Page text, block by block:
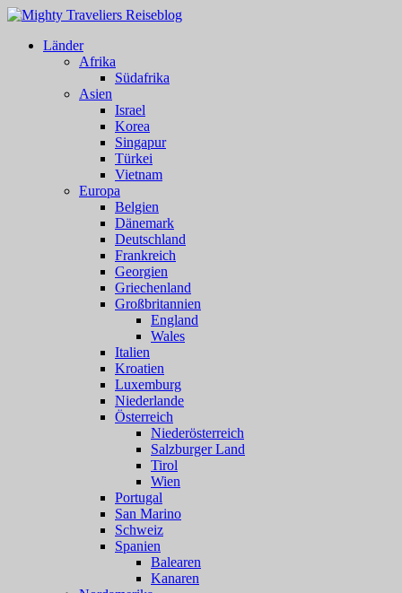
Länder
Afrika
Südafrika
Asien
Israel
Korea
Singapur
Türkei
Vietnam
Europa
Belgien
Dänemark
Deutschland
Frankreich
Georgien
Griechenland
Großbritannien
England
Wales
Italien
Kroatien
Luxemburg
Niederlande
Österreich
Niederösterreich
Salzburger Land
Tirol
Wien
Portugal
San Marino
Schweiz
Spanien
Balearen
Kanaren